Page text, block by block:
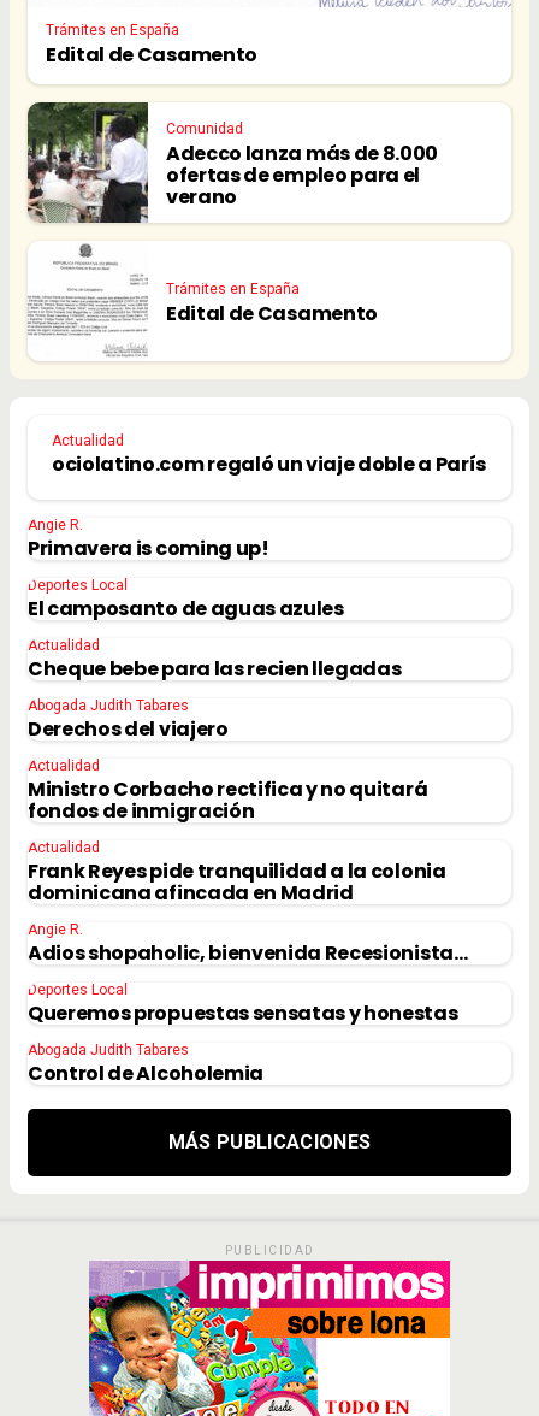
Trámites en España
Edital de Casamento
Comunidad
Adecco lanza más de 8.000
ofertas de empleo para el
verano
Trámites en España
Edital de Casamento
Actualidad
ociolatino.com regaló un viaje doble a París
Angie R.
Primavera is coming up!
Deportes Local
El camposanto de aguas azules
Actualidad
Cheque bebe para las recien llegadas
Abogada Judith Tabares
Derechos del viajero
Actualidad
Ministro Corbacho rectifica y no quitará
fondos de inmigración
Actualidad
Frank Reyes pide tranquilidad a la colonia
dominicana afincada en Madrid
Angie R.
Adios shopaholic, bienvenida Recesionista…
Deportes Local
Queremos propuestas sensatas y honestas
Abogada Judith Tabares
Control de Alcoholemia
MÁS PUBLICACIONES
PUBLICIDAD